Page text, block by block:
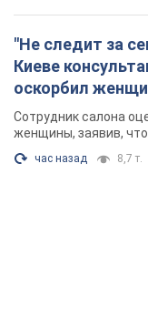
"Не следит за
Киеве
оскорбил
химиотерапии,
Фото
Сотрудник салона
женщины, заявив,
час назад 8,7 т.